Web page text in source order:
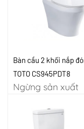
Bàn cầu 2 khối nắp
TOTO CS945PDT8
Ngừng sản xuất